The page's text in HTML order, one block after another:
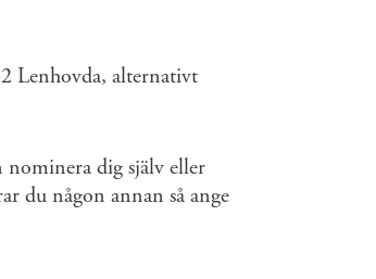
Lenhovda, alternativt
nominera dig själv eller
du någon annan så ange